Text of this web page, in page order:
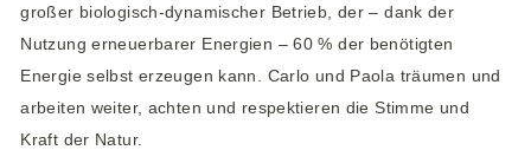
großer biologisch-dynamischer Betrieb, der – dank der
Nutzung erneuerbarer Energien – 60 % der benötigten
Energie selbst erzeugen kann. Carlo und Paola träumen und
arbeiten weiter, achten und respektieren die Stimme und
Kraft der Natur.